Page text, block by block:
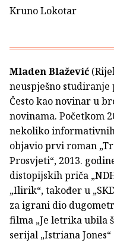
Kruno Lokotar
Mladen Blažević
neuspješno
Često kao novinar u
novinama. Početkom
nekoliko
objavio prvi roman
Prosvjeti“, 2013.
distopijskih priča
„Ilirik“, također u
za igrani dio
filma „Je letrika ubila
serijal „Istriana